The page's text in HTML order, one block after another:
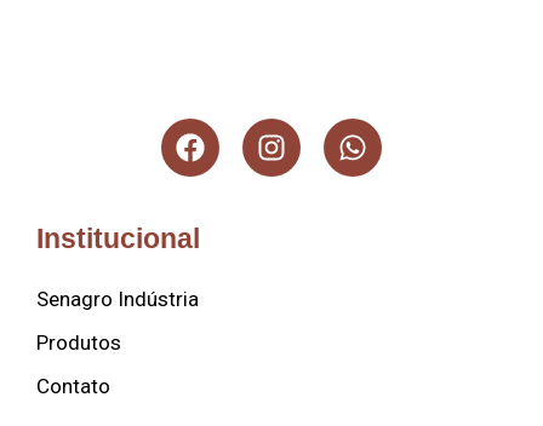
Institucional
Senagro Indústria
Produtos
Contato